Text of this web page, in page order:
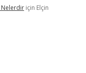
Nelerdir için Elçin